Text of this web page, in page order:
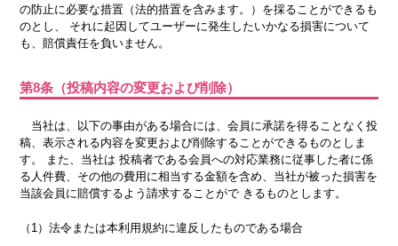
の防止に必要な措置（法的措置を含みます。）を採ることができるも
のとし、 それに起因してユーザーに発生したいかなる損害について
も、賠償責任を負いません。
第8条（投稿内容の変更および削除）
当社は、以下の事由がある場合には、会員に承諾を得ることなく投
稿、表示される内容を変更および削除することができるものとしま
す。 また、当社は 投稿者である会員への対応業務に従事した者に係
る人件費、その他の費用に相当する金額を含め、当社が被った損害を
当該会員に賠償するよう請求することがで きるものとします。
（1）法令または本利用規約に違反したものである場合